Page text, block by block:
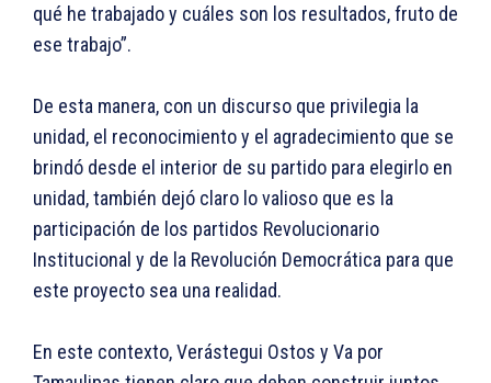
qué he trabajado y cuáles son los resultados, fruto de
ese trabajo”.
De esta manera, con un discurso que privilegia la
unidad, el reconocimiento y el agradecimiento que se
brindó desde el interior de su partido para elegirlo en
unidad, también dejó claro lo valioso que es la
participación de los partidos Revolucionario
Institucional y de la Revolución Democrática para que
este proyecto sea una realidad.
En este contexto, Verástegui Ostos y Va por